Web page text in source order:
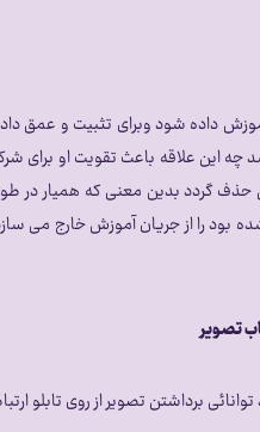
داده شود وبرای تثبیت و عمق دادن
چه این علاقه باعث تقویت او
گردد بدین معنی که همیار در
بود را از جریان آموزش خارج می
تصویر
برداشتن تصویر از روی تابلو